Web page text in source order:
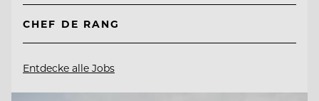
CHEF DE RANG
Entdecke alle Jobs